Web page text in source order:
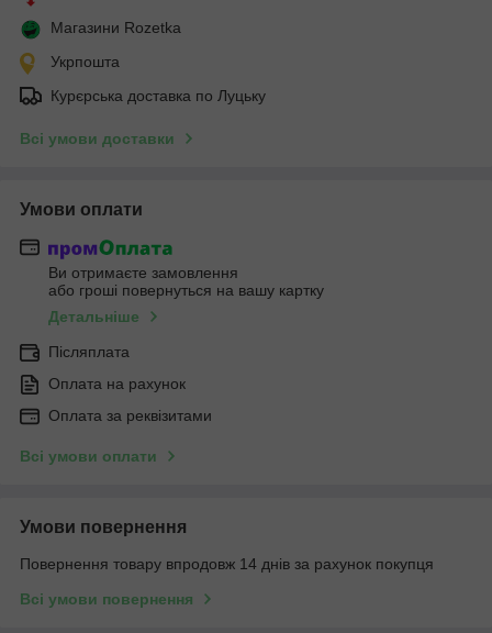
Магазини Rozetka
Укрпошта
Курєрська доставка по Луцьку
Всі умови доставки
Умови оплати
Ви отримаєте замовлення
або гроші повернуться на вашу картку
Детальніше
Післяплата
Оплата на рахунок
Оплата за реквізитами
Всі умови оплати
Умови повернення
Повернення товару впродовж 14 днів за рахунок покупця
Всі умови повернення